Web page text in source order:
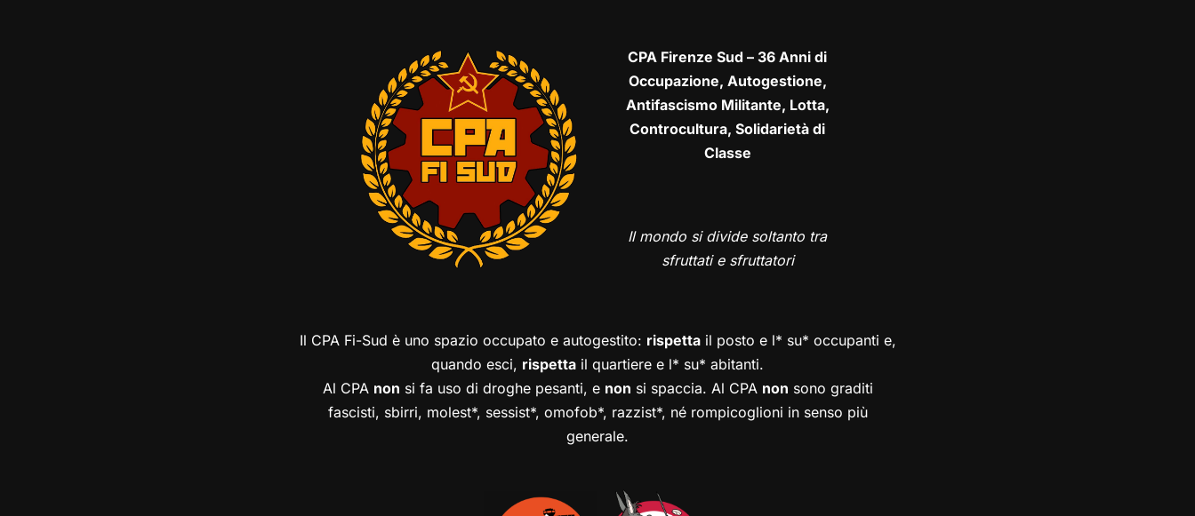
CPA Firenze Sud – 36 Anni di
Occupazione, Autogestione,
Antifascismo Militante, Lotta,
Controcultura, Solidarietà di
Classe
Il mondo si divide soltanto tra
sfruttati e sfruttatori
Il CPA Fi-Sud è uno spazio occupato e autogestito: rispettail posto e l* su* occupanti e,
quando esci, rispetta il quartiere e l* su* abitanti.
Al CPA non si fa uso di droghe pesanti, e non si spaccia. Al CPA non sono graditi
fascisti, sbirri, molest*, sessist*, omofob*, razzist*, né rompicoglioni in senso più
generale.